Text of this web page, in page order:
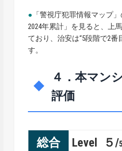
● 「警視庁犯罪情報マップ
2024年累計」を見ると、上
ており、治安は“5段階で2番
す。
４．本マン
評価
総合 Level ５/